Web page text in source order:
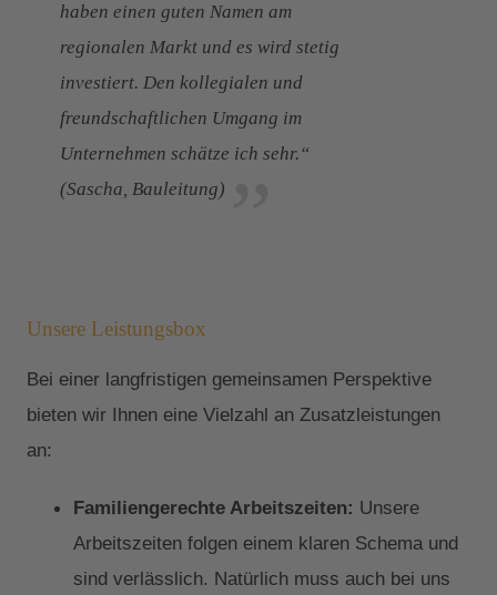
haben einen guten Namen am
regionalen Markt und es wird stetig
investiert. Den kollegialen und
freundschaftlichen Umgang im
Unternehmen schätze ich sehr.“
(Sascha, Bauleitung)
Unsere Leistungsbox
Bei einer langfristigen gemeinsamen Perspektive
bieten wir Ihnen eine Vielzahl an Zusatzleistungen
an:
Familiengerechte Arbeitszeiten: Unsere
Arbeitszeiten folgen einem klaren Schema und
sind verlässlich. Natürlich muss auch bei uns